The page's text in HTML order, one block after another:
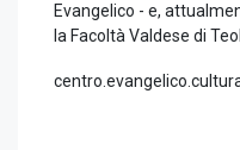
Evangelico - e,
la Facoltà Valdese di